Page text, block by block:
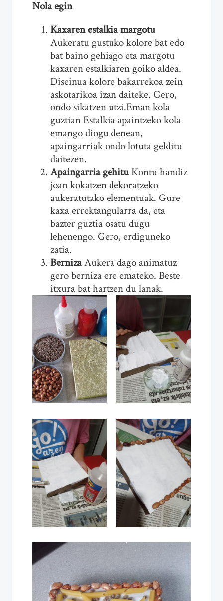
Nola egin
Kaxaren estalkia margotu
Aukeratu gustuko kolore bat edo
bat baino gehiago eta margotu
kaxaren estalkiaren goiko aldea.
Diseinua kolore bakarrekoa zein
askotarikoa izan daiteke. Gero,
ondo sikatzen utzi.Eman kola
guztian Estalkia apaintzeko kola
emango diogu denean,
apaingarriak ondo lotuta gelditu
daitezen.
Apaingarria gehituKontu handiz
joan kokatzen dekoratzeko
aukeratutako elementuak. Gure
kaxa errektangularra da, eta
bazter guztia osatu dugu
lehenengo. Gero, erdiguneko
zatia.
BernizaAukera dago animatuz
gero berniza ere emateko. Beste
itxura bat hartzen du lanak.